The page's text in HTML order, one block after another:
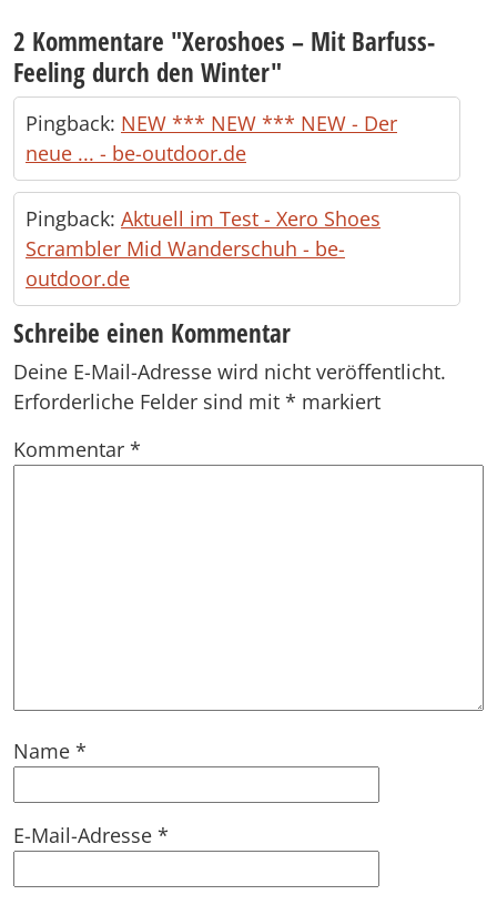
2 Kommentare "Xeroshoes – Mit Barfuss-
Feeling durch den Winter"
Pingback: NEW *** NEW *** NEW - Der
neue ... - be-outdoor.de
Pingback: Aktuell im Test - Xero Shoes
Scrambler Mid Wanderschuh - be-
outdoor.de
Schreibe einen Kommentar
Deine E-Mail-Adresse wird nicht veröffentlicht.
Erforderliche Felder sind mit * markiert
Kommentar *
Name *
E-Mail-Adresse *